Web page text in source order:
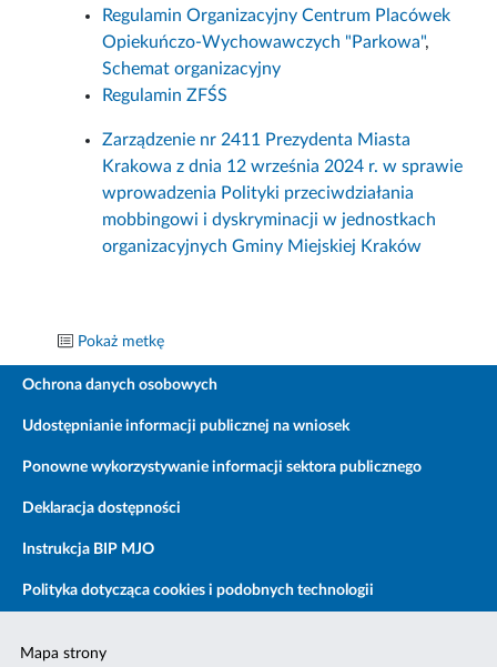
Regulamin Organizacyjny Centrum Placówek
Opiekuńczo-Wychowawczych "Parkowa",
Schemat organizacyjny
Regulamin ZFŚS
Zarządzenie nr 2411 Prezydenta Miasta
Krakowa z dnia 12 września 2024 r. w sprawie
wprowadzenia Polityki przeciwdziałania
mobbingowi i dyskryminacji w jednostkach
organizacyjnych Gminy Miejskiej Kraków
Pokaż metkę
Ochrona danych osobowych
Udostępnianie informacji publicznej na wniosek
Ponowne wykorzystywanie informacji sektora publicznego
Deklaracja dostępności
Instrukcja BIP MJO
Polityka dotycząca cookies i podobnych technologii
Mapa strony